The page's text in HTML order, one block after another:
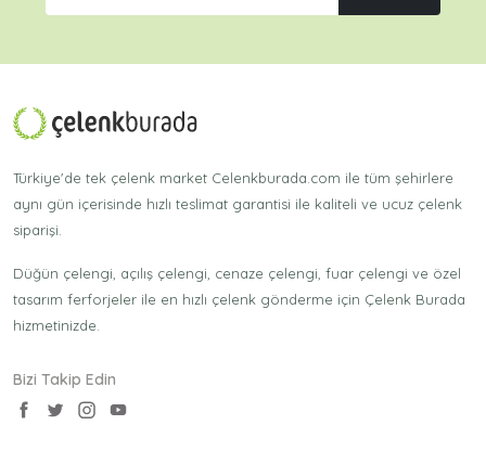
Türkiye'de tek çelenk market Celenkburada.com ile tüm şehirlere
aynı gün içerisinde hızlı teslimat garantisi ile kaliteli ve ucuz çelenk
siparişi.
Düğün çelengi, açılış çelengi, cenaze çelengi, fuar çelengi ve özel
tasarım ferforjeler ile en hızlı çelenk gönderme için Çelenk Burada
hizmetinizde.
Bizi Takip Edin